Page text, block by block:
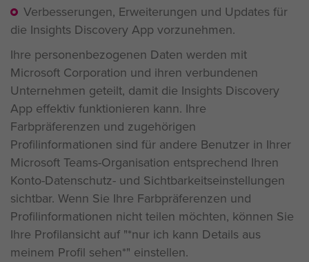
Verbesserungen, Erweiterungen und Updates für
die Insights Discovery App vorzunehmen.
Ihre personenbezogenen Daten werden mit
Microsoft Corporation und ihren verbundenen
Unternehmen geteilt, damit die Insights Discovery
App effektiv funktionieren kann. Ihre
Farbpräferenzen und zugehörigen
Profilinformationen sind für andere Benutzer in Ihrer
Microsoft Teams-Organisation entsprechend Ihren
Konto-Datenschutz- und Sichtbarkeitseinstellungen
sichtbar. Wenn Sie Ihre Farbpräferenzen und
Profilinformationen nicht teilen möchten, können Sie
Ihre Profilansicht auf "*nur ich kann Details aus
meinem Profil sehen*" einstellen.